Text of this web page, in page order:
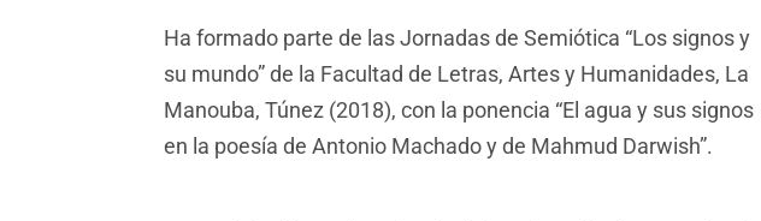
Ha formado parte de las Jornadas de Semiótica “Los signos y
su mundo” de la Facultad de Letras, Artes y Humanidades, La
Manouba, Túnez (2018), con la ponencia “El agua y sus signos
en la poesía de Antonio Machado y de Mahmud Darwish”.